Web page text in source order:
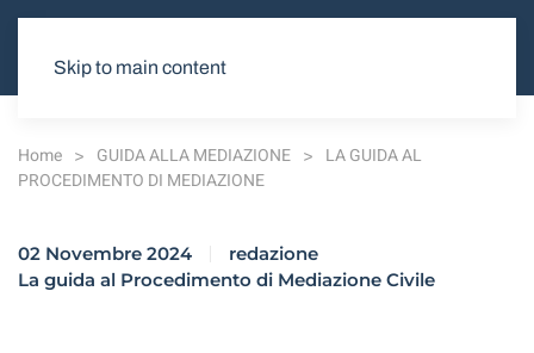
Skip to main content
Home GUIDA ALLA MEDIAZIONE
LA GUIDA AL
PROCEDIMENTO DI MEDIAZIONE
02 Novembre 2024
redazione
La guida al Procedimento di Mediazione Civile